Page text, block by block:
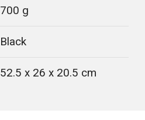
700 g
Black
52.5 x 26 x 20.5 cm